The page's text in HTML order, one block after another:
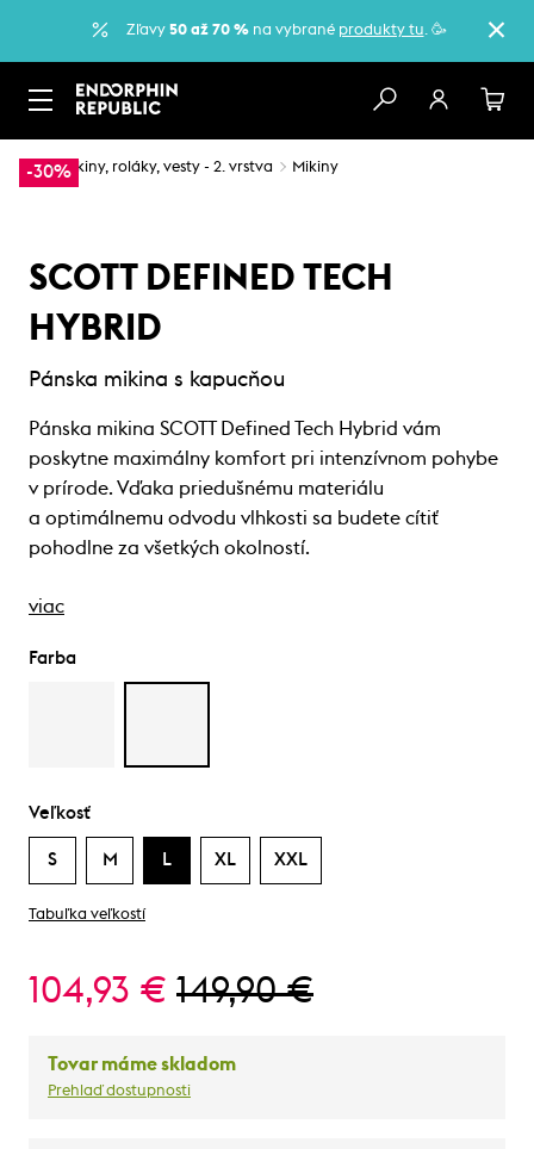
Zľavy 50 až 70 %na vybrané produkty tu. 🥳
-30%
… Mikiny, roláky, vesty - 2. vrstva Mikiny
SCOTT DEFINED TECH
HYBRID
Pánska mikina s kapucňou
Pánska mikina SCOTT Defined Tech Hybrid vám
poskytne maximálny komfort pri intenzívnom pohybe
v prírode. Vďaka priedušnému materiálu
a optimálnemu odvodu vlhkosti sa budete cítiť
pohodlne za všetkých okolností.
viac
Farba
Veľkosť
S M L XL XXL
Tabuľka veľkostí
104,93 € 149,90 €
Tovar máme skladom
Prehlaď dostupnosti